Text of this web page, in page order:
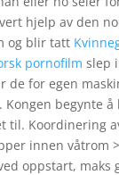
hjelp av den
og blir tatt
pornofilm slep
de for egen
Kongen begynte å
til. Koordinering
innen våtrom
oppstart, maks